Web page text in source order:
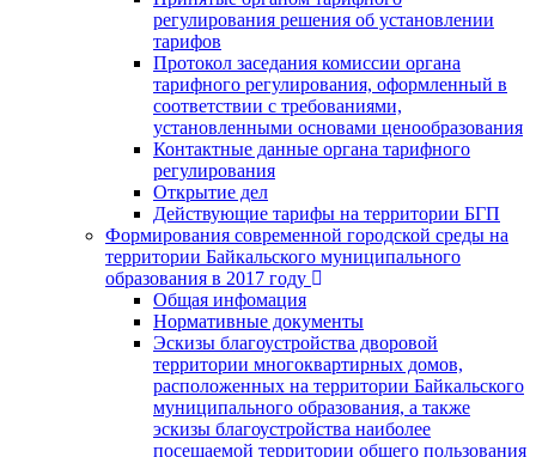
регулирования решения об установлении
тарифов
Протокол заседания комиссии органа
тарифного регулирования, оформленный в
соответствии с требованиями,
установленными основами ценообразования
Контактные данные органа тарифного
регулирования
Открытие дел
Действующие тарифы на территории БГП
Формирования современной городской среды на
территории Байкальского муниципального
образования в 2017 году
Общая инфомация
Нормативные документы
Эскизы благоустройства дворовой
территории многоквартирных домов,
расположенных на территории Байкальского
муниципального образования, а также
эскизы благоустройства наиболее
посещаемой территории общего пользования